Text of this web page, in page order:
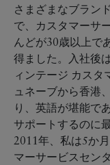
さまざまなブラン
で、カスタマーサ
んどが30歳以上で
得ました。入社後
ィンテージ カスタ
ュネーブから香港
り、英語が堪能で
サポートするのに
2011年、私は5か
マーサービスセン